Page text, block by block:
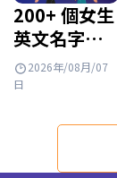
200+ 個女生
英文名字：
有意義、有
質感、特殊
2026年/08月/07
日